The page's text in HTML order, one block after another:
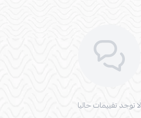
لا توجد تقييمات حاليا